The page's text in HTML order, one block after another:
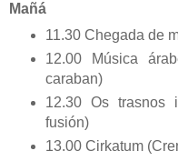
Mañá
11.30 Chegada de
12.00 Música
caraban)
12.30 Os trasnos
fusión)
13.00 Cirkatum